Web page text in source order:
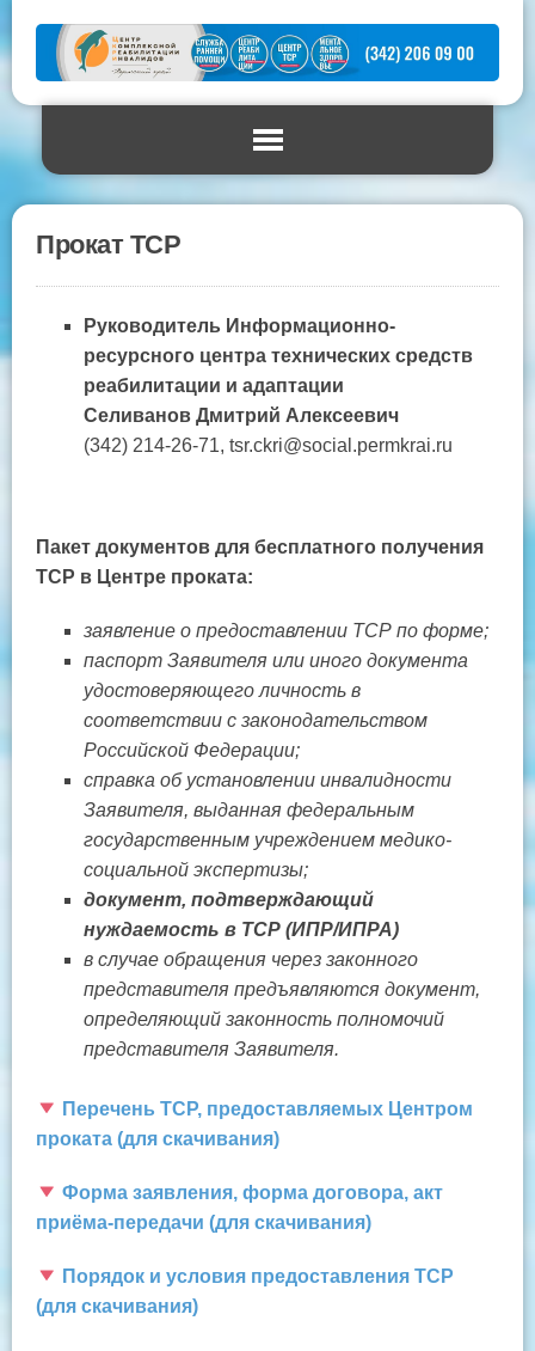
Прокат ТСР
Руководитель Информационно-
ресурсного центра технических средств
реабилитации и адаптации
Селиванов Дмитрий Алексеевич
(342) 214-26-71, tsr.ckri@social.permkrai.ru
Пакет документов для бесплатного получения
ТСР в Центре проката:
заявление о предоставлении ТСР по форме;
паспорт Заявителя или иного документа
удостоверяющего личность в
соответствии с законодательством
Российской Федерации;
справка об установлении инвалидности
Заявителя, выданная федеральным
государственным учреждением медико-
социальной экспертизы;
документ, подтверждающий
нуждаемость в ТСР (ИПР/ИПРА)
в случае обращения через законного
представителя предъявляются документ,
определяющий законность полномочий
представителя Заявителя.
Перечень ТСР, предоставляемых Центром
проката (для скачивания)
Форма заявления, форма договора, акт
приёма-передачи (для скачивания)
Порядок и условия предоставления ТСР
(для скачивания)